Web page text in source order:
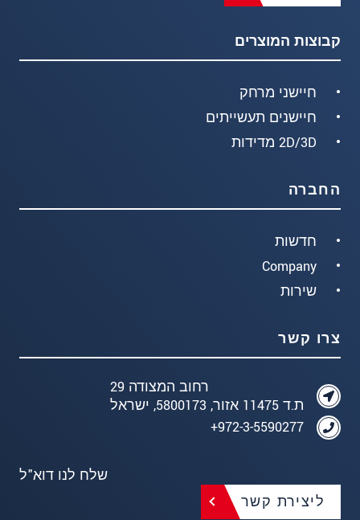
קבוצות המוצרים
חיישני מרחק
חיישנים תעשייתים
2D/3D מדידות
החברה
חדשות
Company
שירות
צרו קשר
רחוב המצודה 29
ת.ד 11475 אזור, 5800173, ישראל
972-3-5590277+
שלח לנו דוא"ל
ליצירת קשר